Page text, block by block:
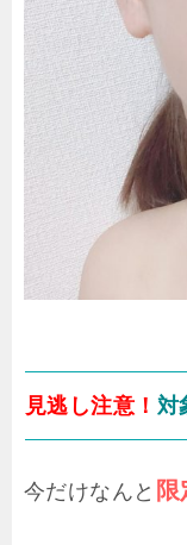
見逃し注意！ 対
今だけなんと